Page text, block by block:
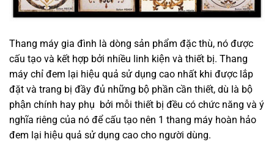
Thang máy gia đình là dòng sản phẩm đặc thù, nó được
cấu tạo và kết hợp bởi nhiều linh kiện và thiết bị. Thang
máy chỉ đem lại hiệu quả sử dụng cao nhất khi được lắp
đặt và trang bị đầy đủ những bộ phần cần thiết, dù là bộ
phận chính hay phụ bởi mỗi thiết bị đều có chức năng và ý
nghĩa riêng của nó để cấu tạo nên 1 thang máy hoàn hảo
đem lại hiệu quả sử dụng cao cho người dùng.